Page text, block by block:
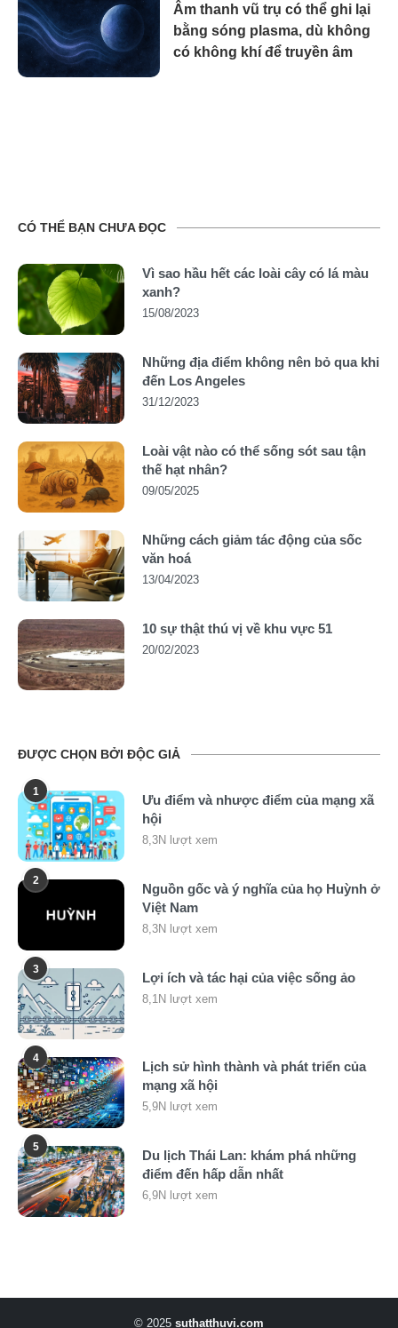
Âm thanh vũ trụ có thể ghi lại
bằng sóng plasma, dù không
có không khí để truyền âm
CÓ THỂ BẠN CHƯA ĐỌC
Vì sao hầu hết các loài cây có lá màu
xanh?
15/08/2023
Những địa điểm không nên bỏ qua khi
đến Los Angeles
31/12/2023
Loài vật nào có thể sống sót sau tận
thế hạt nhân?
09/05/2025
Những cách giảm tác động của sốc
văn hoá
13/04/2023
10 sự thật thú vị về khu vực 51
20/02/2023
ĐƯỢC CHỌN BỞI ĐỘC GIẢ
1
Ưu điểm và nhược điểm của mạng xã
hội
8,3N lượt xem
2
Nguồn gốc và ý nghĩa của họ Huỳnh ở
Việt Nam
8,3N lượt xem
3
Lợi ích và tác hại của việc sống ảo
8,1N lượt xem
4
Lịch sử hình thành và phát triển của
mạng xã hội
5,9N lượt xem
5
Du lịch Thái Lan: khám phá những
điểm đến hấp dẫn nhất
6,9N lượt xem
© 2025 suthatthuvi.com